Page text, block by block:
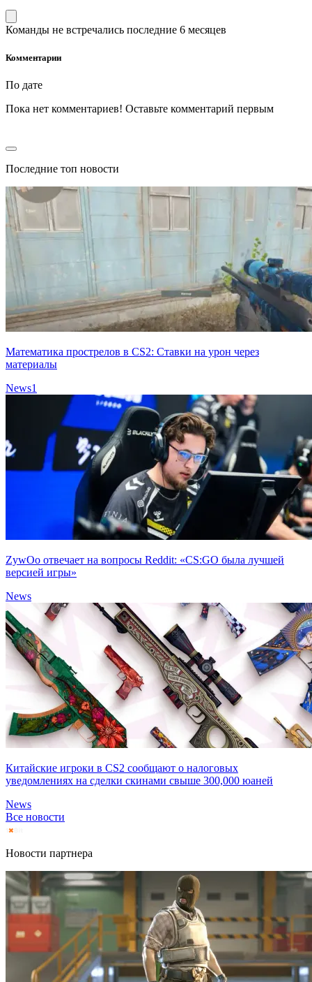
Команды не встречались последние 6 месяцев
Комментарии
По дате
Пока нет комментариев! Оставьте комментарий первым
Последние топ новости
Математика прострелов в CS2: Ставки на урон через
материалы
News1
ZywOo отвечает на вопросы Reddit: «CS:GO была лучшей
версией игры»
News
Китайские игроки в CS2 сообщают о налоговых
уведомлениях на сделки скинами свыше 300,000 юаней
News
Все новости
Новости партнера